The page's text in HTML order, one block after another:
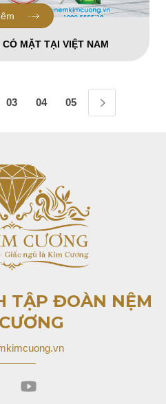
MẶT TẠI VIỆT NAM
03 04 05 06
TẬP ĐOÀN NỆM